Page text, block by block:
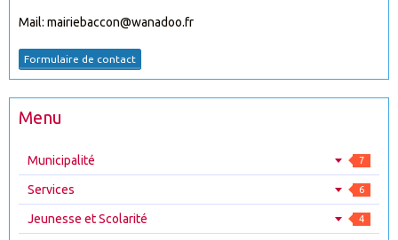
Mail: mairiebaccon@wanadoo.fr
Formulaire de contact
Menu
Municipalité 7
Services 6
Jeunesse et Scolarité 4